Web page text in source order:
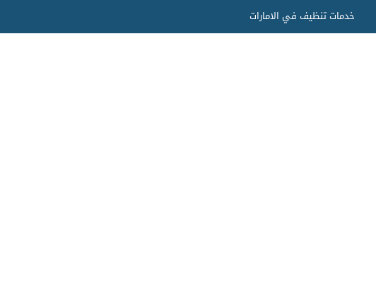
to
خدمات تنظيف في الامارات